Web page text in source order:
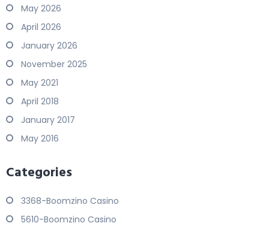
May 2026
April 2026
January 2026
November 2025
May 2021
April 2018
January 2017
May 2016
Categories
3368-Boomzino Casino
5610-Boomzino Casino